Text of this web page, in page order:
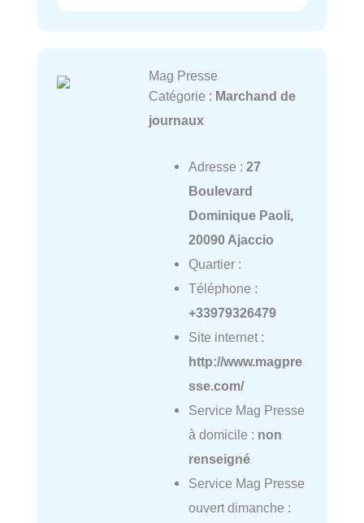
Mag Presse
Catégorie : Marchand de
journaux
Adresse : 27
Boulevard
Dominique Paoli,
20090 Ajaccio
Quartier :
Téléphone :
+33979326479
Site internet :
http://www.magpre
sse.com/
Service Mag Presse
à domicile : non
renseigné
Service Mag Presse
ouvert dimanche :